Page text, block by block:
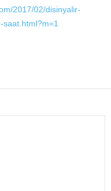
2017/02/disinyalir-
saat.html?m=1